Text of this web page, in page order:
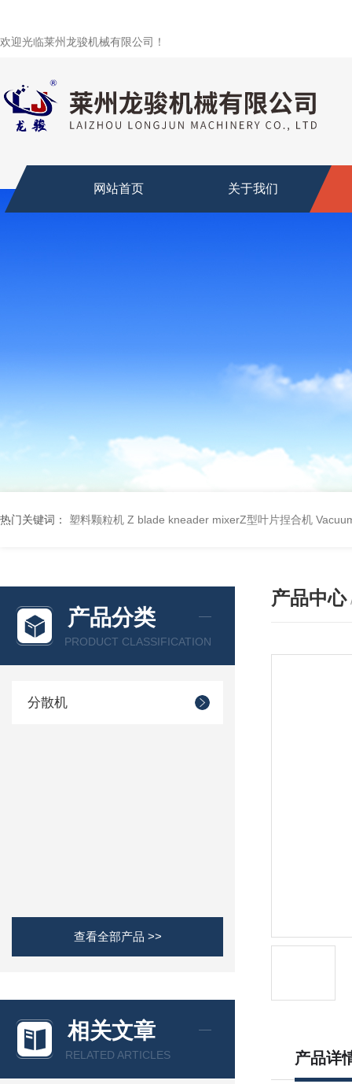
欢迎光临莱州龙骏机械有限公司！
网站首页 关于我们
热门关键词： 塑料颗粒机 Z blade kneader mixerZ型叶片捏合机
产品分类
PRODUCT CLASSIFICATION
分散机
查看全部产品 >>
相关文章
RELATED ARTICLES
产品中心
产品详